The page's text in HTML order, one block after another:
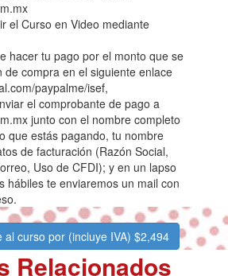
el Curso en Video mediante
hacer tu pago por el monto que se
de compra en el siguiente enlace
paypalme/isef,
el comprobante de pago a
junto con el nombre completo
que estás pagando, tu nombre
de facturación (Razón Social,
Uso de CFDI); y en un lapso
hábiles te enviaremos un mail con
al curso por (incluye IVA) $2,494
Relacionados